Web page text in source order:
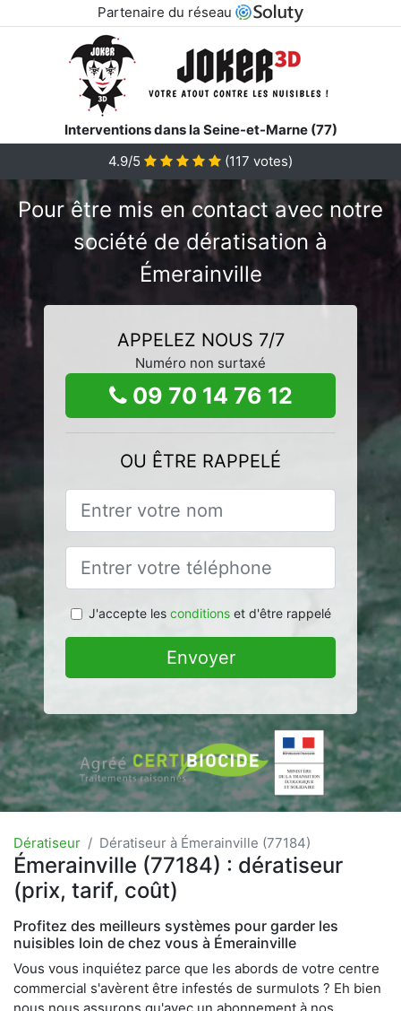
Partenaire du réseau
Interventions dans la Seine-et-Marne (77)
4.9/5
(117 votes)
Pour être mis en contact avec notre
société de dératisation à
Émerainville
APPELEZ NOUS 7/7
Numéro non surtaxé
09 70 14 76 12
OU ÊTRE RAPPELÉ
J'accepte les conditionset d'être rappelé
Envoyer
Dératiseur Dératiseur à Émerainville (77184)
Émerainville (77184) : dératiseur
(prix, tarif, coût)
Profitez des meilleurs systèmes pour garder les
nuisibles loin de chez vous à Émerainville
Vous vous inquiétez parce que les abords de votre centre
commercial s'avèrent être infestés de surmulots ? Eh bien